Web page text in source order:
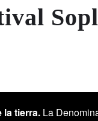
tierra. La